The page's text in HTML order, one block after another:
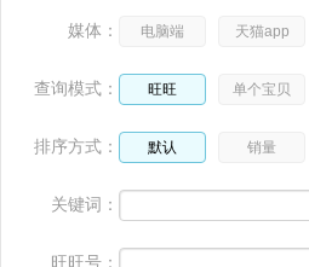
媒体： 电脑端 天猫app
查询模式： 旺旺 单个宝贝
排序方式： 默认 销量
关键词：
旺旺号：